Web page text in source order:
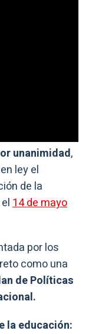
unanimidad,
ley el
de la
14 de mayo
por los
como una
de Políticas
la educación: